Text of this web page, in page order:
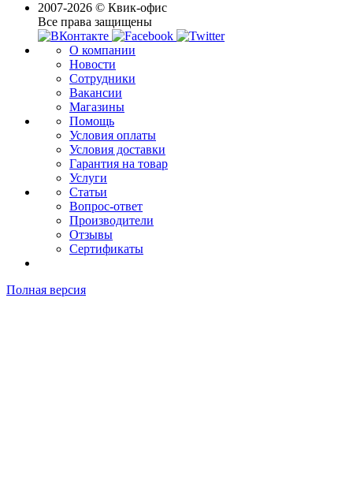
2007-2026 © Квик-офис
Все права защищены
О компании
Новости
Сотрудники
Вакансии
Магазины
Помощь
Условия оплаты
Условия доставки
Гарантия на товар
Услуги
Статьи
Вопрос-ответ
Производители
Отзывы
Сертификаты
Полная версия